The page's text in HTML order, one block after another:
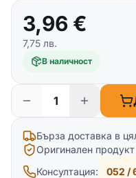
3,96 €
7,75 лв.
В наличност
Бърза доставка в
Оригинален
Консултация:
052 /